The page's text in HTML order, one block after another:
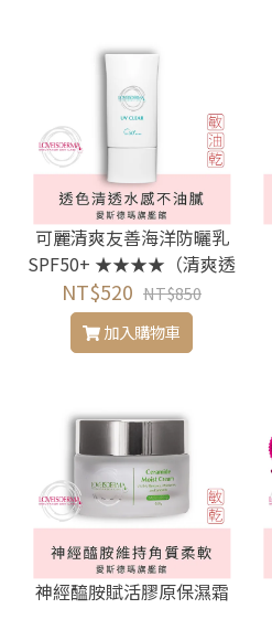
可麗清爽友善海洋防曬乳
SPF50+ ★★★★（清爽透
色）
NT$520 NT$850
加入購物車
神經醯胺賦活膠原保濕霜